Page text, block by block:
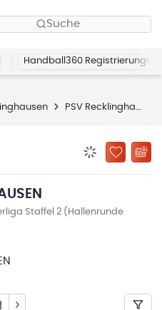
Suche
Handball360 Registrierung
PSV Recklinghausen
ZU
Staffel 2 (Hallenrunde